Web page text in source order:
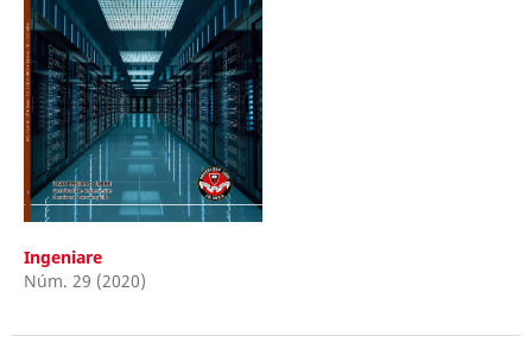
Ingeniare
Núm. 29 (2020)